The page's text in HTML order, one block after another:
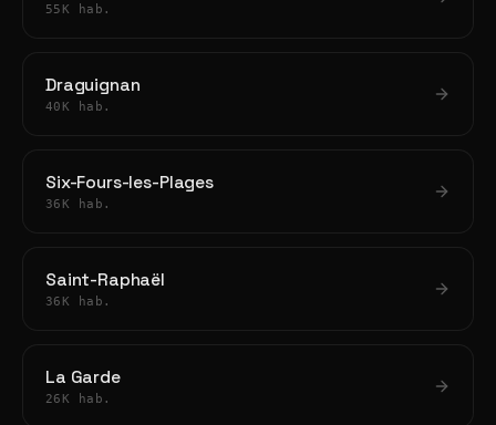
55K hab.
Draguignan
40K hab.
Six-Fours-les-Plages
36K hab.
Saint-Raphaël
36K hab.
La Garde
26K hab.